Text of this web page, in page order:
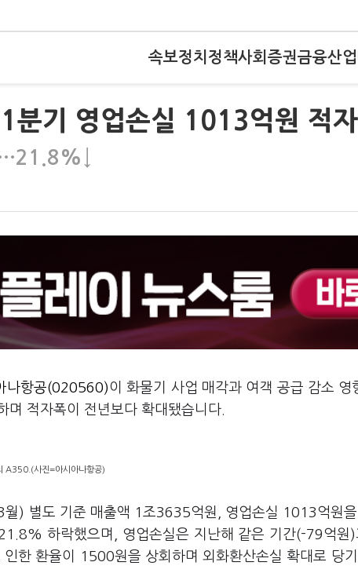
속보정치 정책사회 증권금융산업
분기 영업손실 1013억원 적
나항공(020560)이 화물기 사업 매각과 여객 공급 감소
적자폭이 전년보다 확대됐습니다.
A350.(사진=아시아나항공)
) 별도 기준 매출액 1조3635억원, 영업손실 1013억원
하락했으며, 영업손실은 지난해 같은 기간(-79억
한 환율이 1500원을 상회하며 외화환산손실 확대로 당